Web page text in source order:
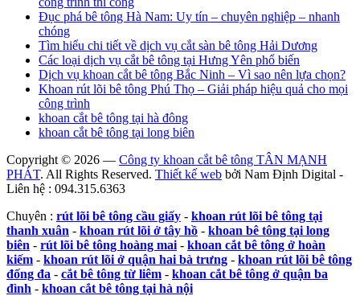
Đục phá bê tông Hà Nam: Uy tín – chuyên nghiệp – nhanh
chóng
Tìm hiểu chi tiết về dịch vụ cắt sàn bê tông Hải Dương
Các loại dịch vụ cắt bê tông tại Hưng Yên phổ biến
Dịch vụ khoan cắt bê tông Bắc Ninh – Vì sao nên lựa chọn?
Khoan rút lõi bê tông Phú Thọ – Giải pháp hiệu quả cho mọi
công trình
khoan cắt bê tông tại hà đông
khoan cắt bê tông tại long biên
Copyright © 2026 — Công ty khoan cắt bê tông TÂN MẠNH
PHÁT. All Rights Reserved. Thiết kế web bởi Nam Định Digital -
Liên hệ : 094.315.6363
Chuyên : rút lõi bê tông cầu giấy - khoan rút lõi bê tông tại
thanh xuân - khoan rút lõi ở tây hồ - khoan bê tông tại long
biên - rút lõi bê tông hoàng mai - khoan cắt bê tông ở hoàn
kiếm - khoan rút lõi ở quận hai bà trưng - khoan rút lõi bê tông
đống đa - cắt bê tông từ liêm - khoan cắt bê tông ở quận ba
đình - khoan cắt bê tông tại hà nội